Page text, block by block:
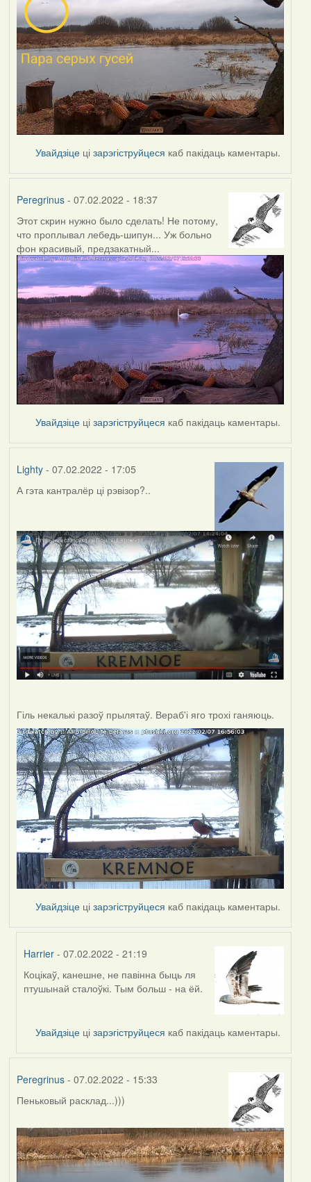
Увайдзіце цізарэгіструйцеся каб пакідаць каментары.
Peregrinus- 07.02.2022 - 18:37
Этот скрин нужно было сделать! Не потому,
что проплывал лебедь-шипун... Уж больно
фон красивый, предзакатный...
Увайдзіце цізарэгіструйцеся каб пакідаць каментары.
Lighty- 07.02.2022 - 17:05
А гэта кантралёр ці рэвізор?..
Гіль некалькі разоў прылятаў. Вераб'і яго трохі ганяюць.
Увайдзіце цізарэгіструйцеся каб пакідаць каментары.
Harrier - 07.02.2022 - 21:19
In
reply
Lighty
Коцікаў, канешне, не павінна быць ля
птушынай сталоўкі. Тым больш - на ёй.
Увайдзіце цізарэгіструйцеся каб пакідаць каментары.
Peregrinus- 07.02.2022 - 15:33
Пеньковый расклад...)))